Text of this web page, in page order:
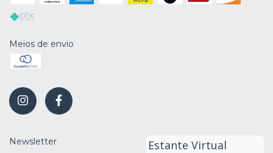
Meios de envio
Newsletter Estante Virtual